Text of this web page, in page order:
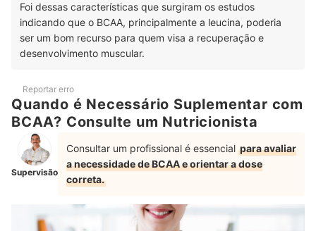
Foi dessas características que surgiram os estudos
indicando que o BCAA, principalmente a leucina, poderia
ser um bom recurso para quem visa a recuperação e
desenvolvimento muscular.
Reportar erro
Quando é Necessário Suplementar com
BCAA? Consulte um Nutricionista
Supervisão
Consultar um profissional é essencial para avaliar
a necessidade de BCAA e orientar a dose
correta.